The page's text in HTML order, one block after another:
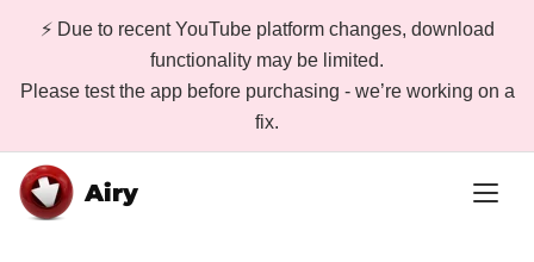
⚡ Due to recent YouTube platform changes, download
functionality may be limited.
Please test the app before purchasing - we’re working on a
fix.
Airy